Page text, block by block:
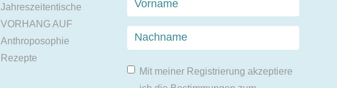
Jahreszeitentische
VORHANG AUF
Anthroposophie
Rezepte
Mit meiner Registrierung akzeptiere